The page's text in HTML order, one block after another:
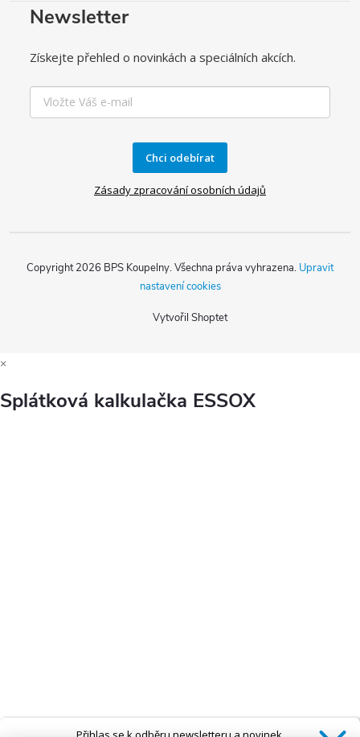
Newsletter
Získejte přehled o novinkách a speciálních akcích.
Chci odebírat
Zásady zpracování osobních údajů
Vytvořil Shoptet
Copyright 2026 BPS Koupelny. Všechna práva vyhrazena. Upravit
nastavení cookies
×
Splátková kalkulačka ESSOX